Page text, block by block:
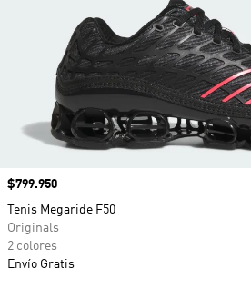
Precio
$799.950
Tenis Megaride F50
Originals
2 colores
Envío Gratis